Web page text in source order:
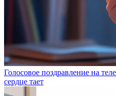
Голосовое поздравление на
сердце тает